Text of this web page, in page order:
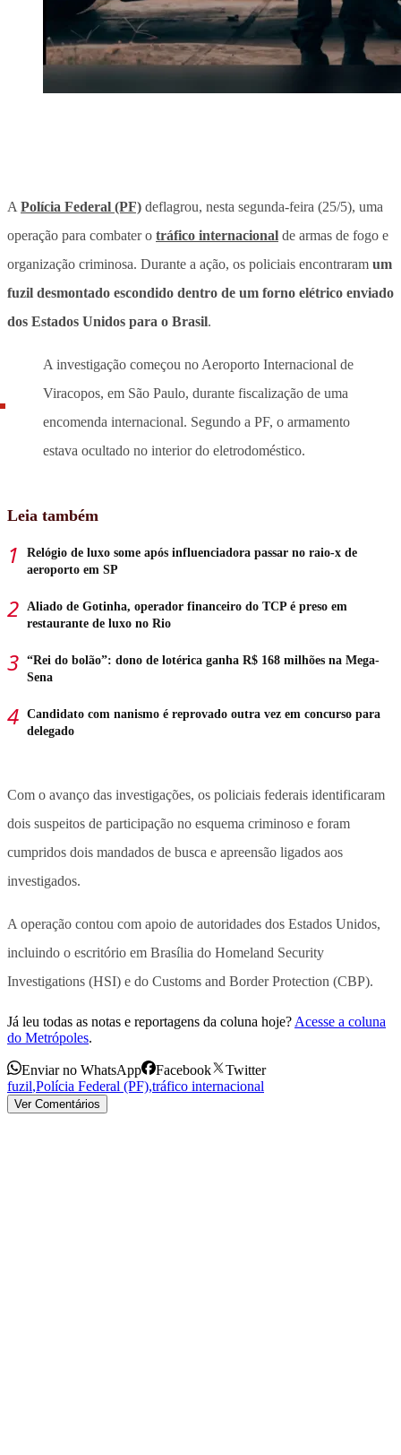
A Polícia Federal (PF) deflagrou, nesta segunda-feira (25/5), uma
operação para combater o tráfico internacional de armas de fogo e
organização criminosa. Durante a ação, os policiais encontraram um
fuzil desmontado escondido dentro de um forno elétrico enviado
dos Estados Unidos para o Brasil.
A investigação começou no Aeroporto Internacional de
Viracopos, em São Paulo, durante fiscalização de uma
encomenda internacional. Segundo a PF, o armamento
estava ocultado no interior do eletrodoméstico.
Leia também
Relógio de luxo some após influenciadora passar no raio-x de
aeroporto em SP
Aliado de Gotinha, operador financeiro do TCP é preso em
restaurante de luxo no Rio
“Rei do bolão”: dono de lotérica ganha R$ 168 milhões na Mega-
Sena
Candidato com nanismo é reprovado outra vez em concurso para
delegado
Com o avanço das investigações, os policiais federais identificaram
dois suspeitos de participação no esquema criminoso e foram
cumpridos dois mandados de busca e apreensão ligados aos
investigados.
A operação contou com apoio de autoridades dos Estados Unidos,
incluindo o escritório em Brasília do Homeland Security
Investigations (HSI) e do Customs and Border Protection (CBP).
Já leu todas as notas e reportagens da coluna hoje? Acesse a coluna
do Metrópoles.
Enviar no WhatsApp Facebook
Twitter
fuzil,Polícia Federal (PF),tráfico internacional
Ver Comentários